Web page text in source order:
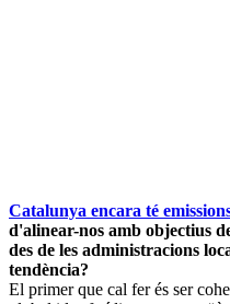
Catalunya encara té
d'alinear-nos amb objectius
des de les administracions
tendència?
El primer que cal fer és ser